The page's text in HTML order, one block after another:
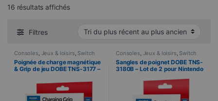
16 résultats affichésTrié du plus récent au plus ancien
Filtres
Consoles, Jeux & loisirs, Switch
Poignée de charge magnétique
& Grip de jeu DOBE TNS-3177 –
Consoles, Jeux & loisirs, Switch
Sangles de poignet DOBE TNS-
3180B – Lot de 2 pour Nintendo